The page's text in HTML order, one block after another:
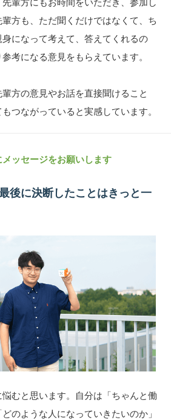
方も、ただ聞くだけではなくて、ち
身になって考えて、答えてくれるの
考になる意見をもらえています。
方の意見やお話を直接聞けること
つながっていると実感しています。
ッセージをお願いします
後に決断したことはきっと一
むと思います。自分は「ちゃんと働
のような人になっていきたいのか」